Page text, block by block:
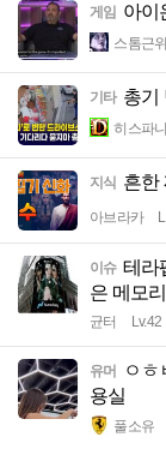
게임 아이
스톰근
기타 총기
히스파
지식 흔한
아브라카
이슈 테라
은 메모리
균터 Lv.42
유머
ㅇㅎ
용실
풀소유